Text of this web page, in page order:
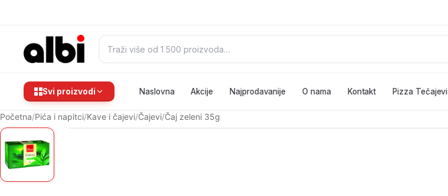
Pretraži:
Svi proizvodi Naslovna Akcije Najprodavanije O nama Kontakt Pizza Tečajevi
Početna/Pića i napitci/Kave i čajevi/Čajevi/Čaj zeleni 35g